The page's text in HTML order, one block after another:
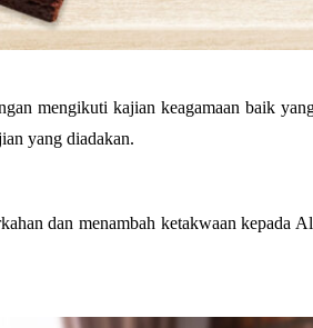
mengikuti kajian keagamaan baik
yang diadakan.
dan menambah ketakwaan kepada